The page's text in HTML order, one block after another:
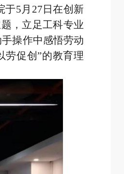
于5月27日在创新
，立足工科专业
操作中感悟劳动
劳促创”的教育理